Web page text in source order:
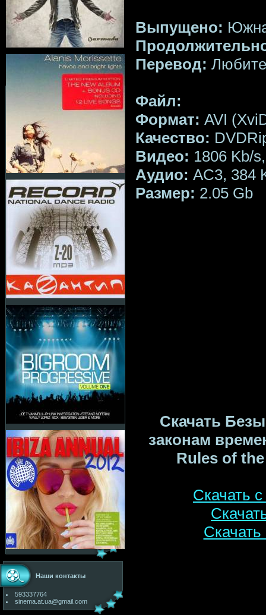
Наши контакты
593337764
sinema.at.ua@gmail.com
Выпущено:
Перевод:
Файл:
Формат: AVI
Качество:
Bидео: 1806 Kb/
Aудио: AC3, 384
Размер: 2.05 Gb
Скачать
законам
Rules of
Скачать с